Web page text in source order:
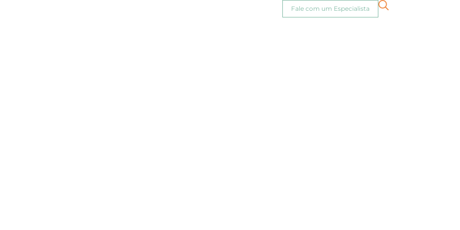
Fale com um Especialista